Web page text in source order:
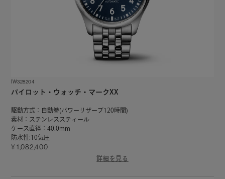
IW328204
パイロット・ウォッチ・マークXX
駆動方式：自動巻(パワーリザーブ120時間)
素材：ステンレススティール
ケース直径：40.0mm
防水性:10気圧
1,082,400
詳細を見る